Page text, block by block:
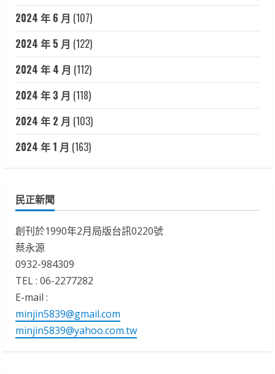
2024 年 6 月 (107)
2024 年 5 月 (122)
2024 年 4 月 (112)
2024 年 3 月 (118)
2024 年 2 月 (103)
2024 年 1 月 (163)
民正新聞
創刊於1990年2月局版台訊0220號
蔡永源
0932-984309
TEL : 06-2277282
E-mail :
minjin5839@gmail.com
minjin5839@yahoo.com.tw